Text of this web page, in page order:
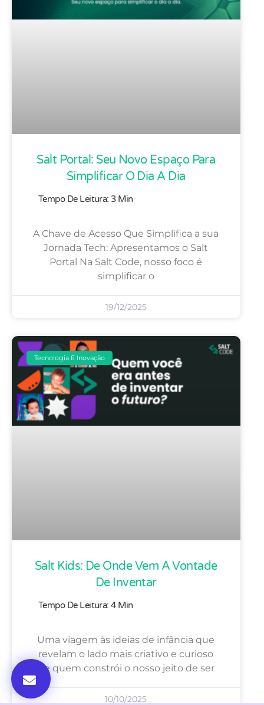
Salt Portal: Seu Novo Espaço Para
Simplificar O Dia A Dia
A Chave de Acesso Que Simplifica a sua
Jornada Tech: Apresentamos o Salt
Portal Na Salt Code, nosso foco é
simplificar o
19/12/2025
Tecnologia E Inovação
Salt Kids: De Onde Vem A Vontade
De Inventar
Uma viagem às ideias de infância que
revelam o lado mais criativo e curioso
de quem constrói o nosso jeito de ser
10/10/2025
Entre em contato